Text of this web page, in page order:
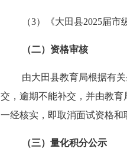
（3）《大田县2025届市
（二）资格审核
由大田县教育局根据有
交，逾期不能补交，并由教
一经核实，即取消面试资格和
（三）量化积分公示